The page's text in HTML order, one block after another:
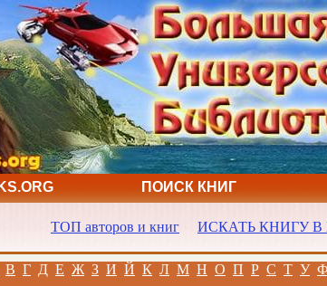
ПОИСК КНИГ
ТОП авторов и книг ИСКАТЬ КНИГУ В
В Г Д Е Ж З И Й К Л М Н О П Р С Т У Ф